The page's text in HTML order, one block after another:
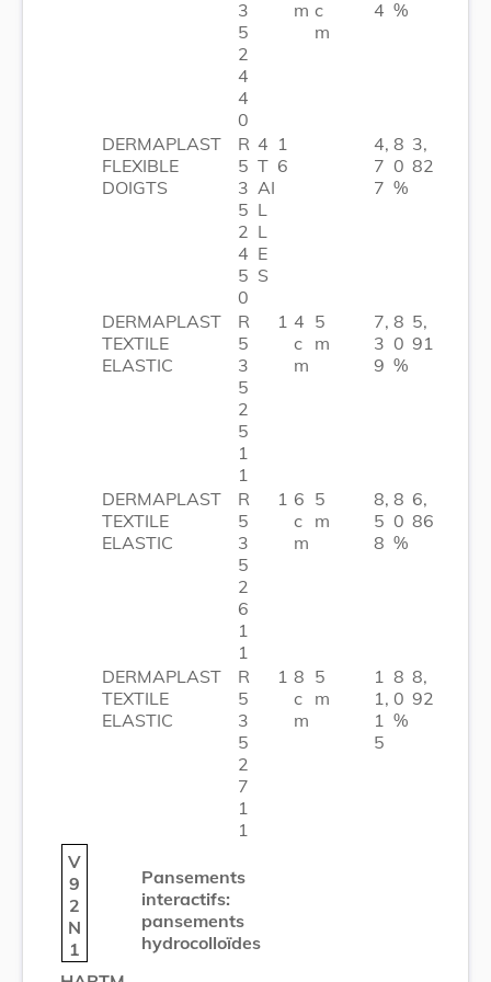
3
5
2
4
4
0
m c
m
4 %
DERMAPLAST
FLEXIBLE
DOIGTS
R
5
3
5
2
4
5
0
4
T
AI
L
L
E
S
1
6
4,
7
7
8
0
%
3,
82
DERMAPLAST
TEXTILE
ELASTIC
R
5
3
5
2
5
1
1
1 4
c
m
5
m
7,
3
9
8
0
%
5,
91
DERMAPLAST
TEXTILE
ELASTIC
R
5
3
5
2
6
1
1
1 6
c
m
5
m
8,
5
8
8
0
%
6,
86
DERMAPLAST
TEXTILE
ELASTIC
R
5
3
5
2
7
1
1
1 8
c
m
5
m
1
1,
1
5
8
0
%
8,
92
V
9
2
N
1
Pansements
interactifs:
pansements
hydrocolloïdes